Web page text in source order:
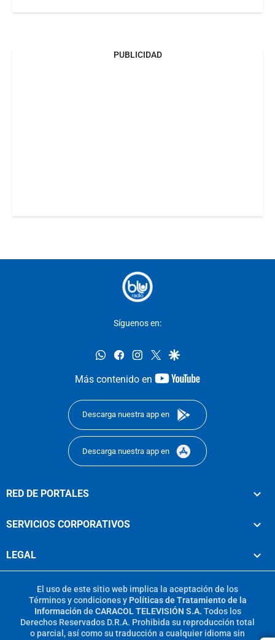
PUBLICIDAD
Síguenos en:
whatsappfacebookinstagram
twittergoogle
Más contenido en
youtube-
Descarga nuestra app en
Descarga nuestra app en
RED DE PORTALES
SERVICIOS CORPORATIVOS
LEGAL
El uso de este sitio web implica la aceptación de los
Términos y condicionesy Políticas de Tratamiento de la
Información de CARACOL TELEVISIÓN S.A. Todos los
Derechos Reservados D.R.A. Prohibida su reproducción total
o parcial, así como su traducción a cualquier idioma sin